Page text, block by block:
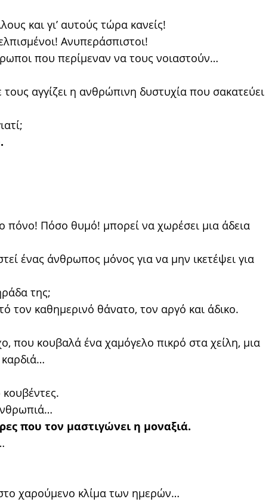
και γι’ αυτούς τώρα κανείς!
Ανυπεράσπιστοι!
που περίμεναν να τους νοιαστούν…
αγγίζει η ανθρώπινη δυστυχία που σακατεύει
Πόσο θυμό! μπορεί να χωρέσει μια άδεια
ένας άνθρωπος μόνος για να μην ικετέψει για
της;
τον καθημερινό θάνατο, τον αργό και άδικο.
που κουβαλά ένα χαμόγελο πικρό στα χείλη, μια
που τον μαστιγώνει η μοναξιά.
χαρούμενο κλίμα των ημερών…